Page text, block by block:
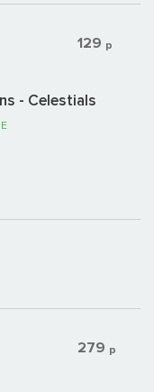
- Celestials
129 р
279 р